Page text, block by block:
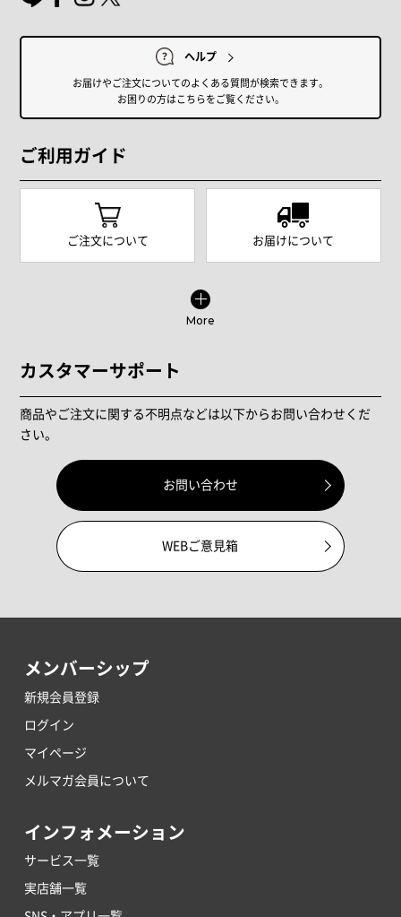
ヘルプ
お届けやご注文についてのよくある質問が検索できます。
お困りの方はこちらをご覧ください。
ご利用ガイド
ご注文について お届けについて
More
カスタマーサポート
商品やご注文に関する不明点などは以下からお問い合わせくだ
さい。
お問い合わせ
WEBご意見箱
メンバーシップ
新規会員登録
ログイン
マイページ
メルマガ会員について
インフォメーション
サービス一覧
実店舗一覧